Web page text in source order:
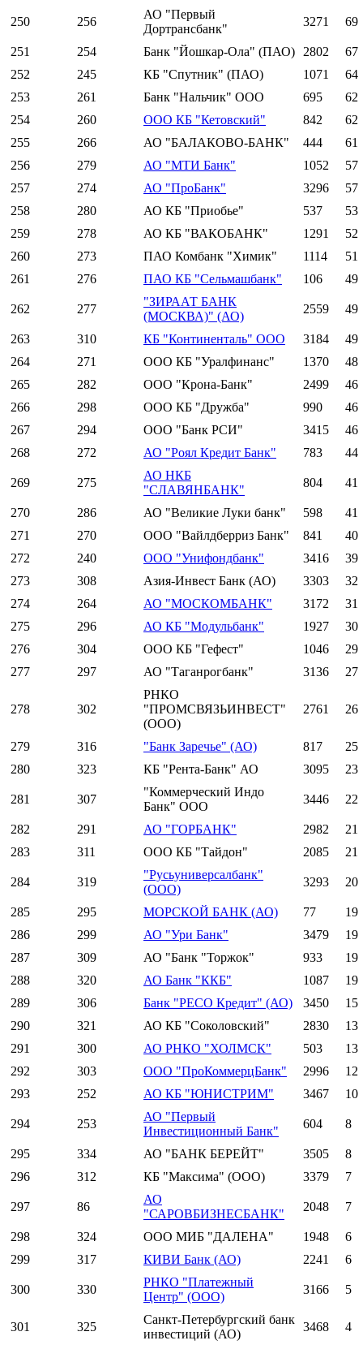
250 256
АО "Первый
Дортрансбанк"
3271 69
251 254 Банк "Йошкар-Ола" (ПАО) 2802
67
252
245 КБ "Спутник" (ПАО) 1071
64
253
261 Банк "Нальчик" ООО 695
62
254
260 ООО КБ "Кетовский" 842
62
255
266 АО "БАЛАКОВО-БАНК" 444
61
256
279 АО "МТИ Банк" 1052
57
257
274 АО "ПроБанк" 3296
57
258
280 АО КБ "Приобье" 537
53
259
278 АО КБ "ВАКОБАНК" 1291
52
260
273 ПАО Комбанк "Химик" 1114
51
261
276 ПАО КБ "Сельмашбанк" 106 49
262 277
"ЗИРААТ БАНК
(МОСКВА)" (АО)
2559 49
263 310 КБ "Континенталь" ООО 3184
49
264
271 ООО КБ "Уралфинанс" 1370
48
265
282 ООО "Крона-Банк" 2499
46
266
298 ООО КБ "Дружба" 990
46
267
294 ООО "Банк РСИ" 3415
46
268
272 АО "Роял Кредит Банк" 783 44
269 275
АО НКБ
"СЛАВЯНБАНК"
804 41
270 286 АО "Великие Луки банк" 598
41
271
270 ООО "Вайлдберриз Банк" 841
40
272
240 ООО "Унифондбанк" 3416
39
273
308 Азия-Инвест Банк (АО) 3303
32
274
264 АО "МОСКОМБАНК" 3172
31
275
296 АО КБ "Модульбанк" 1927
30
276
304 ООО КБ "Гефест" 1046
29
277
297 АО "Таганрогбанк" 3136 27
278 302
РНКО
"ПРОМСВЯЗЬИНВЕСТ"
(ООО)
2761 26
279 316 "Банк Заречье" (АО) 817
25
280
323 КБ "Рента-Банк" АО 3095 23
281 307
"Коммерческий Индо
Банк" ООО
3446 22
282 291 АО "ГОРБАНК" 2982
21
283
311 ООО КБ "Тайдон" 2085 21
284 319
"Русьуниверсалбанк"
(ООО)
3293 20
285 295 МОРСКОЙ БАНК (АО) 77
19
286
299 АО "Ури Банк" 3479
19
287
309 АО "Банк "Торжок" 933
19
288
320 АО Банк "ККБ" 1087
19
289
306 Банк "РЕСО Кредит" (АО) 3450
15
290
321 АО КБ "Соколовский" 2830
13
291
300 АО РНКО "ХОЛМСК" 503
13
292
303 ООО "ПроКоммерцБанк" 2996
12
293
252 АО КБ "ЮНИСТРИМ" 3467 10
294 253
АО "Первый
Инвестиционный Банк"
604 8
295 334 АО "БАНК БЕРЕЙТ" 3505
8
296
312 КБ "Максима" (ООО) 3379 7
297 86
АО
"САРОВБИЗНЕСБАНК"
2048 7
298 324 ООО МИБ "ДАЛЕНА" 1948
6
299
317 КИВИ Банк (АО) 2241 6
300 330
РНКО "Платежный
Центр" (ООО)
3166 5
301 325
Санкт-Петербургский банк
инвестиций (АО)
3468 4